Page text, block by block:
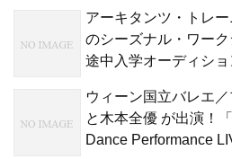
アーキタンツ・トレ
のシーズナル・ワー
途中入学オーディシ
ウィーン国立バレエ
と木本全優 が出演！
Dance Performance